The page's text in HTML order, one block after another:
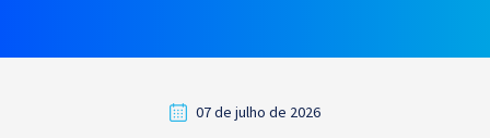
07 de julho de 2026